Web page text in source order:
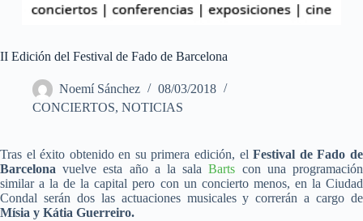
II Edición del Festival de Fado de Barcelona
Noemí Sánchez
08/03/2018
CONCIERTOS, NOTICIAS
Tras el éxito obtenido en su primera edición, elFestival de Fado de
Barcelona vuelve esta año a la salaBarts con una programación
similar a la de la capital pero con un concierto menos, en la Ciudad
Condal serán dos las actuaciones musicales y correrán a cargo de
Mísia y Kátia Guerreiro.